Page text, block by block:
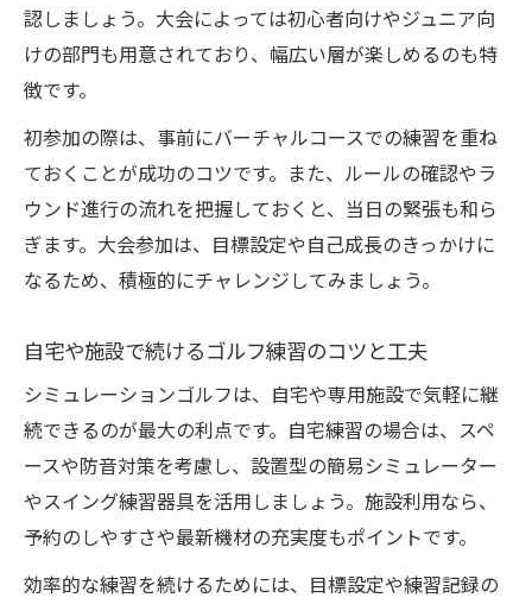
認しましょう。大会によっては初心者向けやジュニア向
けの部門も用意されており、幅広い層が楽しめるのも特
徴です。
初参加の際は、事前にバーチャルコースでの練習を重ね
ておくことが成功のコツです。また、ルールの確認やラ
ウンド進行の流れを把握しておくと、当日の緊張も和ら
ぎます。大会参加は、目標設定や自己成長のきっかけに
なるため、積極的にチャレンジしてみましょう。
自宅や施設で続けるゴルフ練習のコツと工夫
シミュレーションゴルフは、自宅や専用施設で気軽に継
続できるのが最大の利点です。自宅練習の場合は、スペ
ースや防音対策を考慮し、設置型の簡易シミュレーター
やスイング練習器具を活用しましょう。施設利用なら、
予約のしやすさや最新機材の充実度もポイントです。
効率的な練習を続けるためには、目標設定や練習記録の